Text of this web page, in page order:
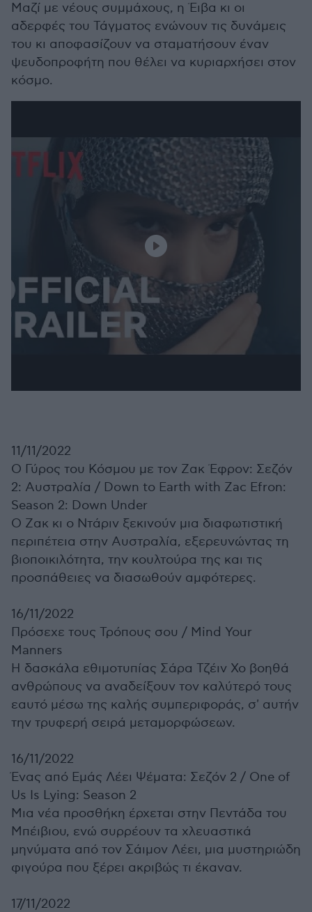
Μαζί με νέους συμμάχους, η Έιβα κι οι
αδερφές του Τάγματος ενώνουν τις δυνάμεις
του κι αποφασίζουν να σταματήσουν έναν
ψευδοπροφήτη που θέλει να κυριαρχήσει στον
κόσμο.
11/11/2022
Ο Γύρος του Κόσμου με τον Ζακ Έφρον: Σεζόν
2: Αυστραλία / Down to Earth with Zac Efron:
Season 2: Down Under
Ο Ζακ κι ο Ντάριν ξεκινούν μια διαφωτιστική
περιπέτεια στην Αυστραλία, εξερευνώντας τη
βιοποικιλότητα, την κουλτούρα της και τις
προσπάθειες να διασωθούν αμφότερες.
16/11/2022
Πρόσεχε τους Τρόπους σου / Mind Your
Manners
Η δασκάλα εθιμοτυπίας Σάρα Τζέιν Χο βοηθά
ανθρώπους να αναδείξουν τον καλύτερό τους
εαυτό μέσω της καλής συμπεριφοράς, σ' αυτήν
την τρυφερή σειρά μεταμορφώσεων.
16/11/2022
Ένας από Εμάς Λέει Ψέματα: Σεζόν 2 / One of
Us Is Lying: Season 2
Μια νέα προσθήκη έρχεται στην Πεντάδα του
Μπέιβιου, ενώ συρρέουν τα χλευαστικά
μηνύματα από τον Σάιμον Λέει, μια μυστηριώδη
φιγούρα που ξέρει ακριβώς τι έκαναν.
17/11/2022